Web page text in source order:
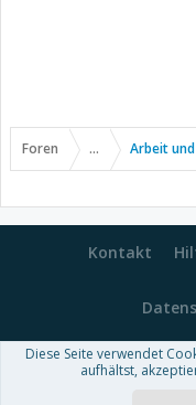
Foren ... Arbeit
Kontakt
Forum software
Diese Seite verwendet
aufhältst,